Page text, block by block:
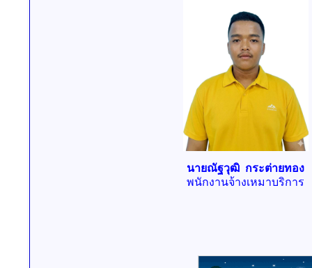
นายณัฐวุฒิ กระต่ายทอง
พนักงานจ้างเหมาบริการ